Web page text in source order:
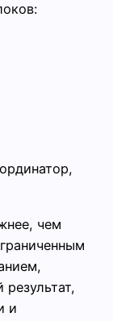
чем
и